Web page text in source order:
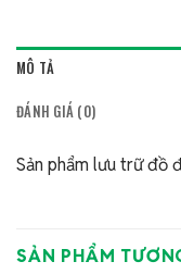
MÔ TẢ
ĐÁNH GIÁ (0)
Sản phẩm lưu trữ đồ
SẢN PHẨM